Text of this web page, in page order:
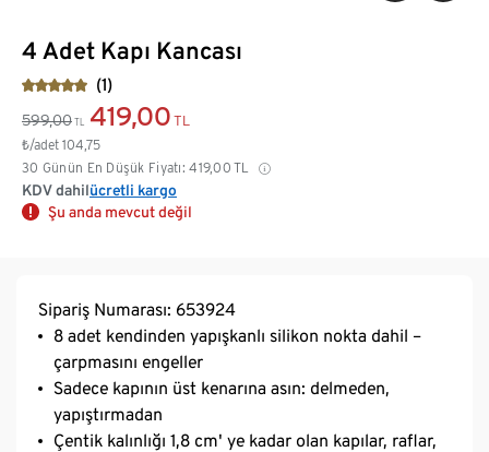
4 Adet Kapı Kancası
(1)
599,00 TL 419,00 TL
₺/adet 104,75
30 Günün En Düşük Fiyatı: 419,00 TL
KDV dahilücretli kargo
Şu anda mevcut değil
Sipariş Numarası: 653924
8 adet kendinden yapışkanlı silikon nokta dahil –
çarpmasını engeller
Sadece kapının üst kenarına asın: delmeden,
yapıştırmadan
Çentik kalınlığı 1,8 cm' ye kadar olan kapılar, raflar,